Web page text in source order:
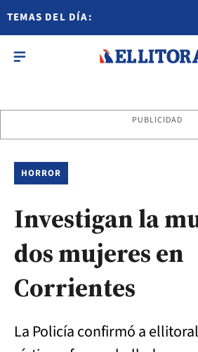
TEMAS DEL DÍA:
PUBLICIDAD
HORROR
Investigan la
dos mujeres en
Corrientes
La Policía confirmó a